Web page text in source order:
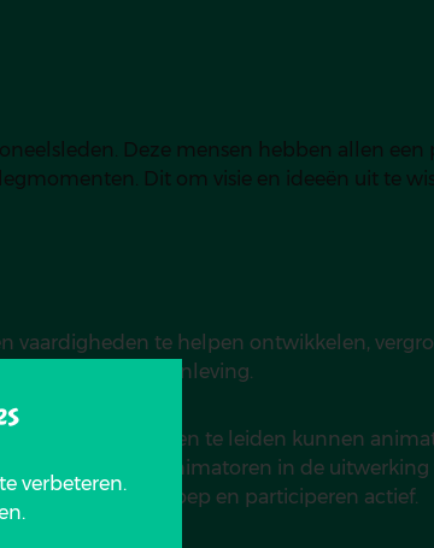
Deze mensen hebben allen een
Dit om visie en ideeën uit te
vaardigheden te helpen ontwikkelen,
in de samenleving.
groepsactiviteiten te leiden kunnen
en animatoren in de uitwerking
met de doelgroep en participeren actief.
verbeteren.